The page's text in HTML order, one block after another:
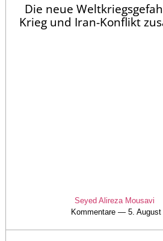
Die neue
Krieg und Iran-Konflikt
Seyed Alireza Mousavi
Kommentare — 5. August